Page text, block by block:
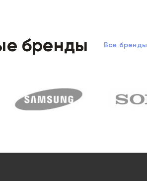
бренды Все бренды